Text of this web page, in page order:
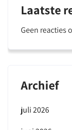
Laatste
Geen reacties
Archief
juli 2026